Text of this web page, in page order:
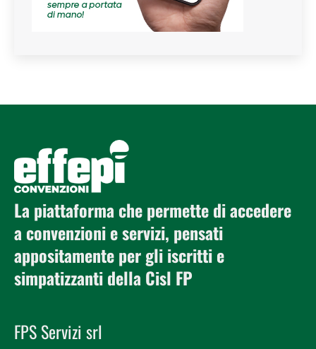
La piattaforma che permette di accedere
a convenzioni e servizi, pensati
appositamente per gli iscritti e
simpatizzanti della Cisl FP
FPS Servizi srl